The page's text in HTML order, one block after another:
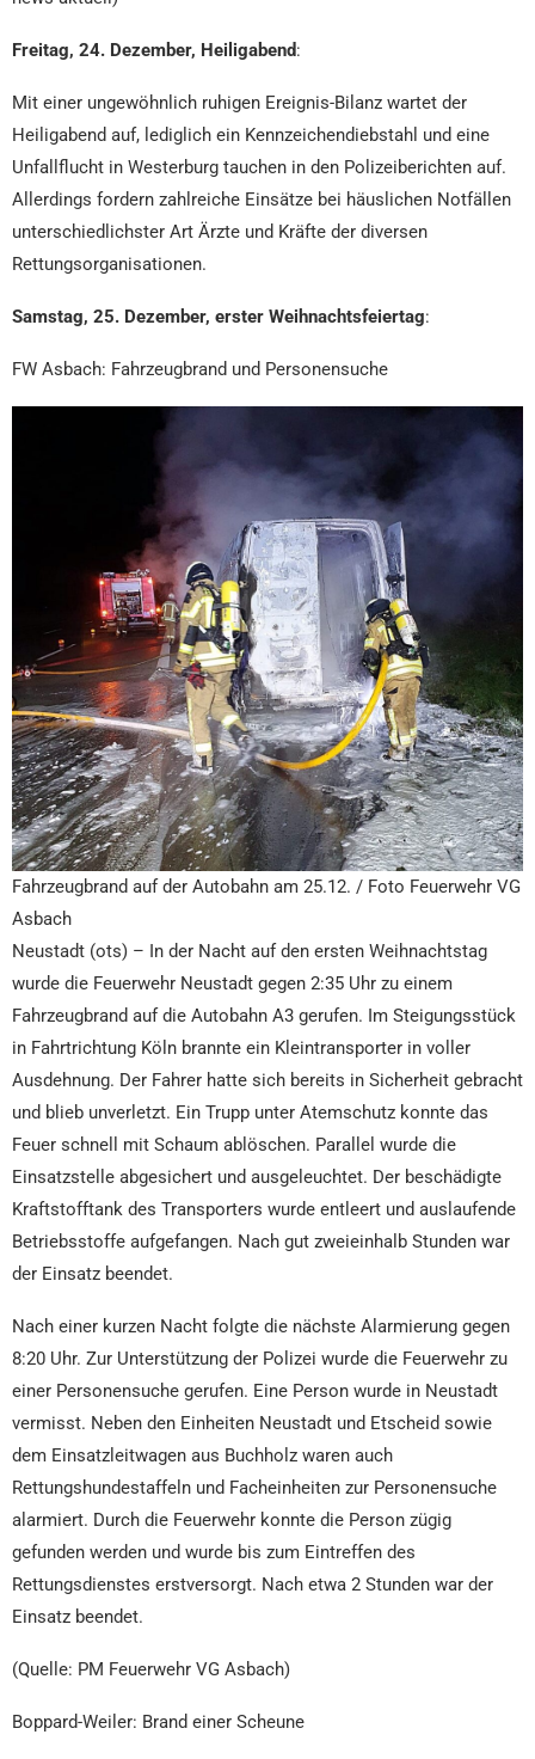
Freitag, 24. Dezember, Heiligabend:
Mit einer ungewöhnlich ruhigen Ereignis-Bilanz wartet der
Heiligabend auf, lediglich ein Kennzeichendiebstahl und eine
Unfallflucht in Westerburg tauchen in den Polizeiberichten auf.
Allerdings fordern zahlreiche Einsätze bei häuslichen Notfällen
unterschiedlichster Art Ärzte und Kräfte der diversen
Rettungsorganisationen.
Samstag, 25. Dezember, erster Weihnachtsfeiertag:
FW Asbach: Fahrzeugbrand und Personensuche
Fahrzeugbrand auf der Autobahn am 25.12. / Foto Feuerwehr VG
Asbach
Neustadt (ots) – In der Nacht auf den ersten Weihnachtstag
wurde die Feuerwehr Neustadt gegen 2:35 Uhr zu einem
Fahrzeugbrand auf die Autobahn A3 gerufen. Im Steigungsstück
in Fahrtrichtung Köln brannte ein Kleintransporter in voller
Ausdehnung. Der Fahrer hatte sich bereits in Sicherheit gebracht
und blieb unverletzt. Ein Trupp unter Atemschutz konnte das
Feuer schnell mit Schaum ablöschen. Parallel wurde die
Einsatzstelle abgesichert und ausgeleuchtet. Der beschädigte
Kraftstofftank des Transporters wurde entleert und auslaufende
Betriebsstoffe aufgefangen. Nach gut zweieinhalb Stunden war
der Einsatz beendet.
Nach einer kurzen Nacht folgte die nächste Alarmierung gegen
8:20 Uhr. Zur Unterstützung der Polizei wurde die Feuerwehr zu
einer Personensuche gerufen. Eine Person wurde in Neustadt
vermisst. Neben den Einheiten Neustadt und Etscheid sowie
dem Einsatzleitwagen aus Buchholz waren auch
Rettungshundestaffeln und Facheinheiten zur Personensuche
alarmiert. Durch die Feuerwehr konnte die Person zügig
gefunden werden und wurde bis zum Eintreffen des
Rettungsdienstes erstversorgt. Nach etwa 2 Stunden war der
Einsatz beendet.
(Quelle: PM Feuerwehr VG Asbach)
Boppard-Weiler: Brand einer Scheune